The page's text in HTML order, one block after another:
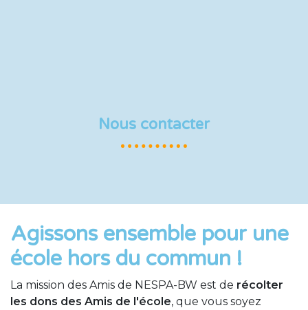
Nous contacter
Agissons ensemble pour une
école hors du commun !
La mission des Amis de NESPA-BW est de récolter
les dons des Amis de l'école, que vous soyez